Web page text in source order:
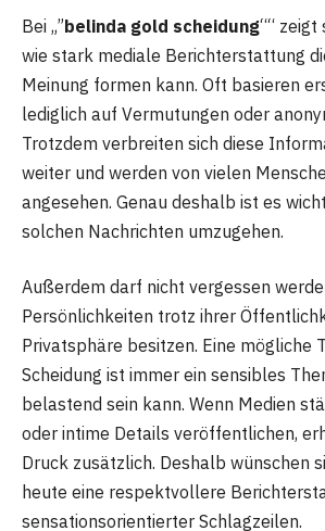
Bei „”belinda gold scheidung““
wie stark mediale Berichterstattung
Meinung formen kann. Oft basieren
lediglich auf Vermutungen oder
Trotzdem verbreiten sich diese
weiter und werden von vielen
angesehen. Genau deshalb ist es
solchen Nachrichten umzugehen.
Außerdem darf nicht vergessen
Persönlichkeiten trotz ihrer
Privatsphäre besitzen. Eine mögliche
Scheidung ist immer ein sensibles
belastend sein kann. Wenn Medien
oder intime Details veröffentlichen,
Druck zusätzlich. Deshalb wünschen
heute eine respektvollere
sensationsorientierter Schlagzeilen.